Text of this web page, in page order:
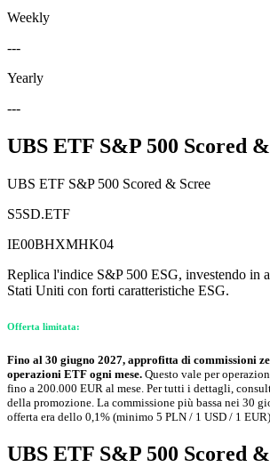
Weekly
---
Yearly
---
UBS ETF S&P 500 Scored
UBS ETF S&P 500 Scored & Scree
S5SD.ETF
IE00BHXMHK04
Replica l'indice S&P 500 ESG, investendo in
Stati Uniti con forti caratteristiche ESG.
Offerta limitata:
Fino al 30 giugno 2027, approfitta di commissioni
operazioni ETF ogni mese. Questo vale per
fino a 200.000 EUR al mese. Per tutti i dettagli,
della promozione. La commissione più bassa nei 30
offerta era dello 0,1% (minimo 5 PLN / 1 USD / 1
UBS ETF S&P 500 Scored